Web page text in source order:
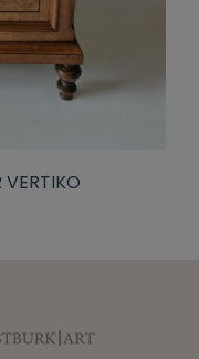
VERTIKO